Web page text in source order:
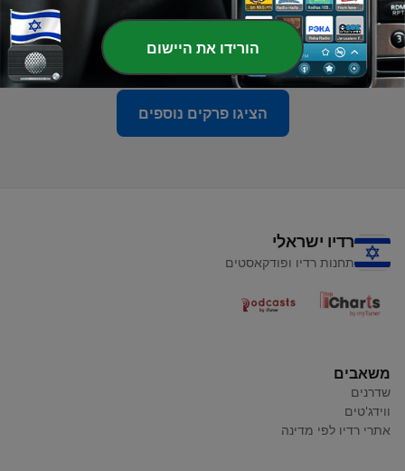
14
-
Еврей, как средство передвижения
17 אוג' 2021
הציגו פרקים נוספים
רדיו ישראלי
תחנות רדיו ופודקאסטים
משאבים
שדרנים
ווידג'טים
אתרי רדיו לפי מדינה
הורידו את היישום